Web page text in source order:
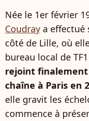
Née le 1er février
Coudray a effectué
côté de Lille, où
bureau local de
rejoint
chaîne à Paris en
elle gravit les
commence à